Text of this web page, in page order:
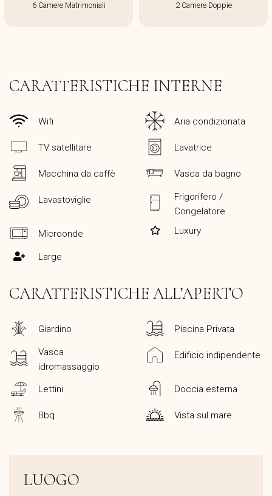
6 Camere Matrimoniali 2 Camere Doppie
CARATTERISTICHE INTERNE
Wifi Aria condizionata
TV satellitare Lavatrice
Macchina da caffè Vasca da bagno
Lavastoviglie
Frigorifero /
Congelatore
Microonde Luxury
Large
CARATTERISTICHE ALL’APERTO
Giardino Piscina Privata
Vasca
idromassaggio
Edificio indipendente
Lettini Doccia esterna
Bbq Vista sul mare
LUOGO